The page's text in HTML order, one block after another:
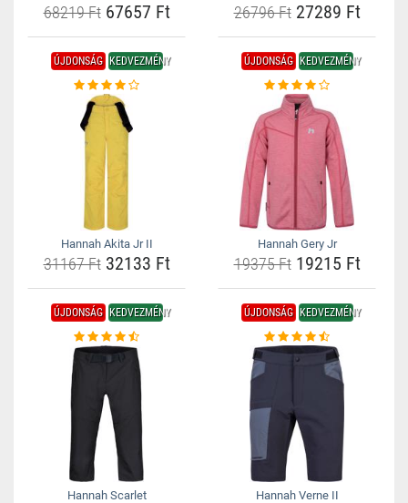
68219 Ft67657 Ft 26796 Ft27289 Ft
ÚJDONSÁG KEDVEZMÉNY
Hannah Akita Jr II
31167 Ft32133 Ft
ÚJDONSÁG KEDVEZMÉNY
Hannah Gery Jr
19375 Ft19215 Ft
ÚJDONSÁG KEDVEZMÉNY
Hannah Scarlet
ÚJDONSÁG KEDVEZMÉNY
Hannah Verne II